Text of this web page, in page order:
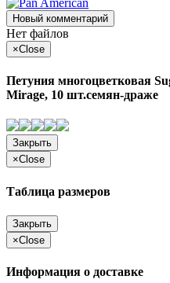
Новый комментарий
Нет файлов
×Close
Петуния многоцветковая
Mirage, 10 шт.семян-драже
Закрыть
×Close
Таблица размеров
Закрыть
×Close
Информация о доставке